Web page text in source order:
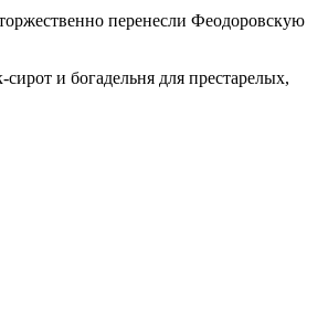
перенесли Феодоровскую
и богадельня для престарелых,